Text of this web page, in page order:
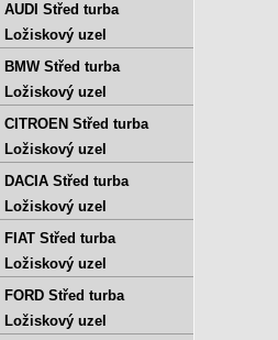
AUDI Střed turba
Ložiskový uzel
BMW Střed turba
Ložiskový uzel
CITROEN Střed turba
Ložiskový uzel
DACIA Střed turba
Ložiskový uzel
FIAT Střed turba
Ložiskový uzel
FORD Střed turba
Ložiskový uzel